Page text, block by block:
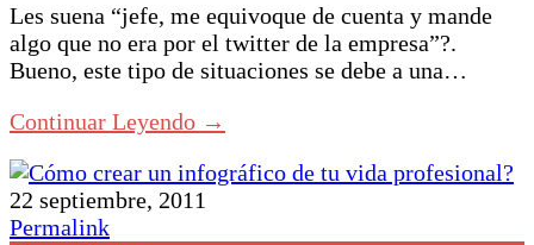
Les suena “jefe, me equivoque de cuenta y mande
algo que no era por el twitter de la empresa”?.
Bueno, este tipo de situaciones se debe a una…
Continuar Leyendo →
22 septiembre, 2011
Permalink